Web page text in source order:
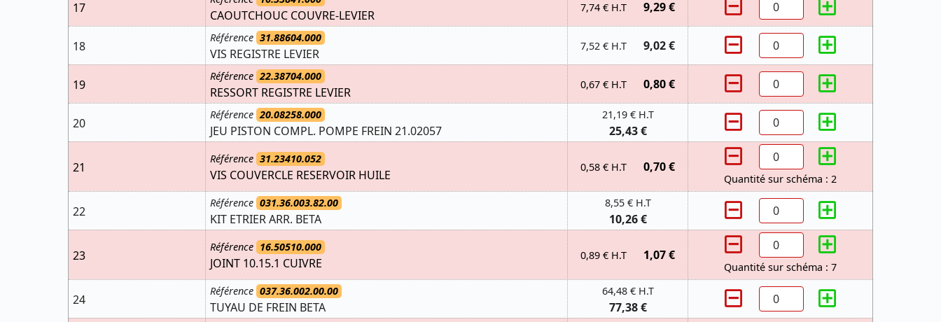
17
CAOUTCHOUC COUVRE-LEVIER
7,74 € H.T 9,29 €
18
Référence 31.88604.000
VIS REGISTRE LEVIER
7,52 € H.T 9,02 €
19
Référence 22.38704.000
RESSORT REGISTRE LEVIER
0,67 € H.T 0,80 €
20
Référence 20.08258.000
JEU PISTON COMPL. POMPE FREIN 21.02057
21,19 € H.T
25,43 €
21
Référence 31.23410.052
VIS COUVERCLE RESERVOIR HUILE
0,58 € H.T 0,70 €
Quantité sur schéma : 2
22
Référence 031.36.003.82.00
KIT ETRIER ARR. BETA
8,55 € H.T
10,26 €
23
Référence 16.50510.000
JOINT 10.15.1 CUIVRE
0,89 € H.T 1,07 €
Quantité sur schéma : 7
24
Référence 037.36.002.00.00
TUYAU DE FREIN BETA
64,48 € H.T
77,38 €